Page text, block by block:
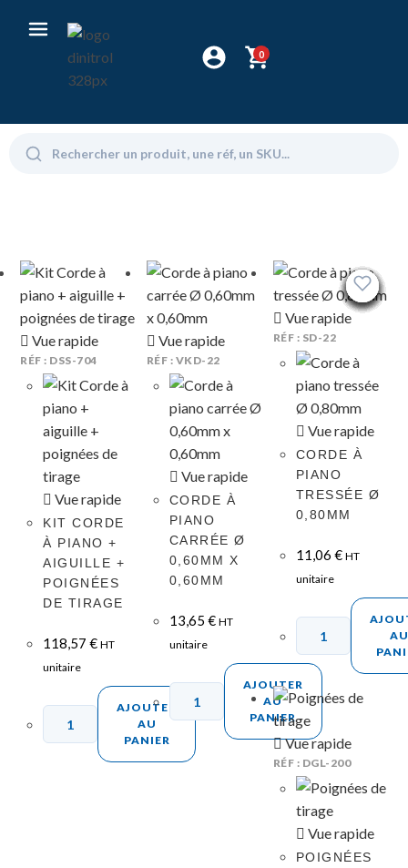
0
Vue rapide
RÉF : DSS-704
Vue rapide
KIT CORDE
À PIANO +
AIGUILLE +
POIGNÉES
DE TIRAGE
118,57€ HT
unitaire
AJOUTER
AU
PANIER
Vue rapide
RÉF : VKD-22
Vue rapide
CORDE À
PIANO
CARRÉE Ø
0,60MM X
0,60MM
13,65 € HT
unitaire
AJOUTER
AU
PANIER
Vue rapide
RÉF : SD-22
Vue rapide
CORDE À
PIANO
TRESSÉE Ø
0,80MM
11,06 € HT
unitaire
AU
Vue rapide
RÉF : DGL-200
Vue rapide
POIGNÉES